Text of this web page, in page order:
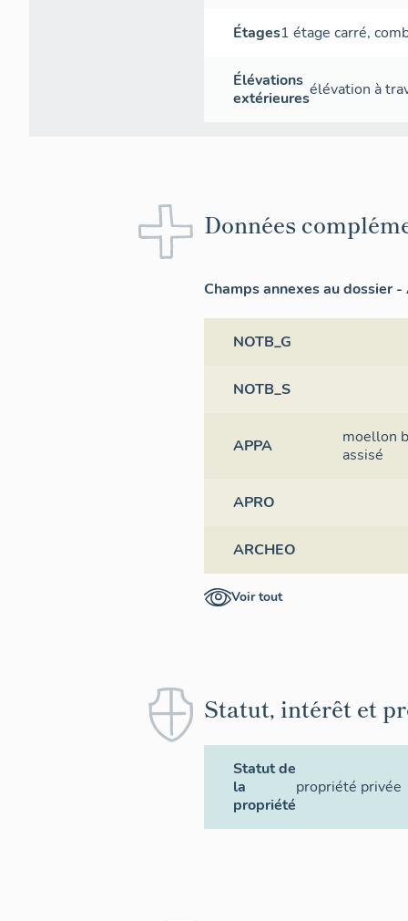
Étages1 étage carré,
Élévations
extérieuresélévation à
Données
Champs annexes au dossier
NOTB_G
NOTB_S
APPA
moellon
assisé
APRO
ARCHEO
Voir tout
Statut, intérêt et
Statut de
la
propriété
propriété privée